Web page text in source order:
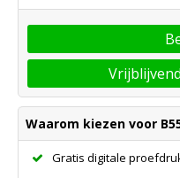
Waarom kiezen voor
Gratis digitale